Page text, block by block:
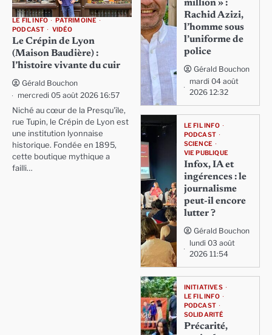
LE FIL INFO
PATRIMOINE
PODCAST
VIDÉO
Le Crépin de Lyon
(Maison Baudière) :
l’histoire vivante du cuir
Gérald Bouchon
mercredi 05 août 2026 16:57
Niché au cœur de la Presqu'île,
rue Tupin, le Crépin de Lyon est
une institution lyonnaise
historique. Fondée en 1895,
cette boutique mythique a
failli…
million » :
Rachid Azizi,
l’homme sous
l’uniforme de
police
Gérald Bouchon
mardi 04 août
2026 12:32
LE FIL INFO
PODCAST
SCIENCE
VIE PUBLIQUE
Infox, IA et
ingérences : le
journalisme
peut-il encore
lutter ?
Gérald Bouchon
lundi 03 août
2026 11:54
INITIATIVES
LE FIL INFO
PODCAST
SOLIDARITÉ
Précarité,